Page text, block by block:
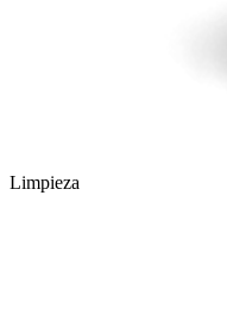
Limpieza